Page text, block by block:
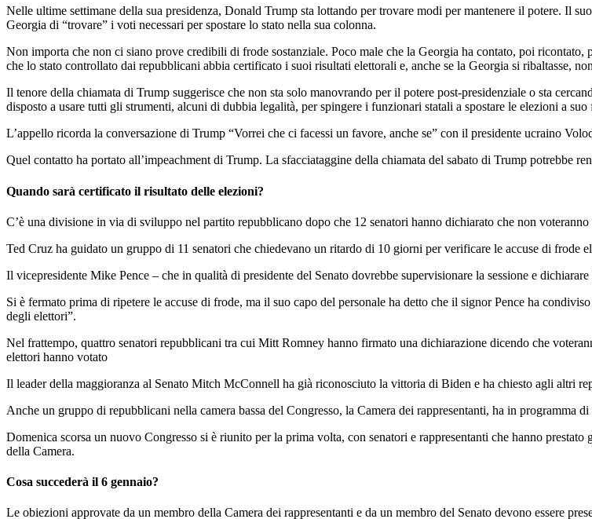
Nelle ultime settimane della sua presidenza, Donald Trump sta lottando per trovare modi per mantenere il potere. Il
Georgia di “trovare” i voti necessari per spostare lo stato nella sua colonna.
Non importa che non ci siano prove credibili di frode sostanziale. Poco male che la Georgia ha contato, poi
che lo stato controllato dai repubblicani abbia certificato i suoi risultati elettorali e, anche se la Georgia si ribaltasse,
Il tenore della chiamata di Trump suggerisce che non sta solo manovrando per il potere post-presidenziale o sta
disposto a usare tutti gli strumenti, alcuni di dubbia legalità, per spingere i funzionari statali a spostare le elezioni a suo
L’appello ricorda la conversazione di Trump “Vorrei che ci facessi un favore, anche se” con il presidente ucraino
Quel contatto ha portato all’impeachment di Trump. La sfacciataggine della chiamata del sabato di Trump potrebbe
Quando sarà certificato il risultato delle elezioni?
C’è una divisione in via di sviluppo nel partito repubblicano dopo che 12 senatori hanno dichiarato che non
Ted Cruz ha guidato un gruppo di 11 senatori che chiedevano un ritardo di 10 giorni per verificare le accuse di frode
Il vicepresidente Mike Pence – che in qualità di presidente del Senato dovrebbe supervisionare la sessione e
Si è fermato prima di ripetere le accuse di frode, ma il suo capo del personale ha detto che il signor Pence ha
degli elettori”.
Nel frattempo, quattro senatori repubblicani tra cui Mitt Romney hanno firmato una dichiarazione dicendo che
elettori hanno votato
Il leader della maggioranza al Senato Mitch McConnell ha già riconosciuto la vittoria di Biden e ha chiesto agli altri
Anche un gruppo di repubblicani nella camera bassa del Congresso, la Camera dei rappresentanti, ha in programma
Domenica scorsa un nuovo Congresso si è riunito per la prima volta, con senatori e rappresentanti che hanno
della Camera.
Cosa succederà il 6 gennaio?
Le obiezioni approvate da un membro della Camera dei rappresentanti e da un membro del Senato devono essere